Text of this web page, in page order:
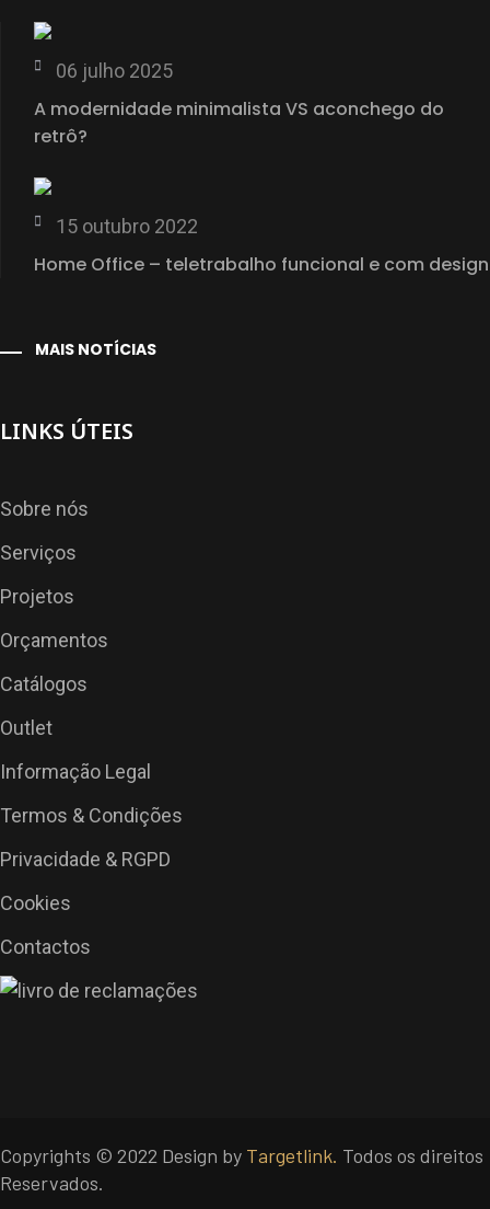
06 julho 2025
A modernidade minimalista VS aconchego do
retrô?
15 outubro 2022
Home Office – teletrabalho funcional e com design
MAIS NOTÍCIAS
LINKS ÚTEIS
Sobre nós
Serviços
Projetos
Orçamentos
Catálogos
Outlet
Informação Legal
Termos & Condições
Privacidade & RGPD
Cookies
Contactos
Copyrights © 2022 Design by Targetlink. Todos os direitos
Reservados.